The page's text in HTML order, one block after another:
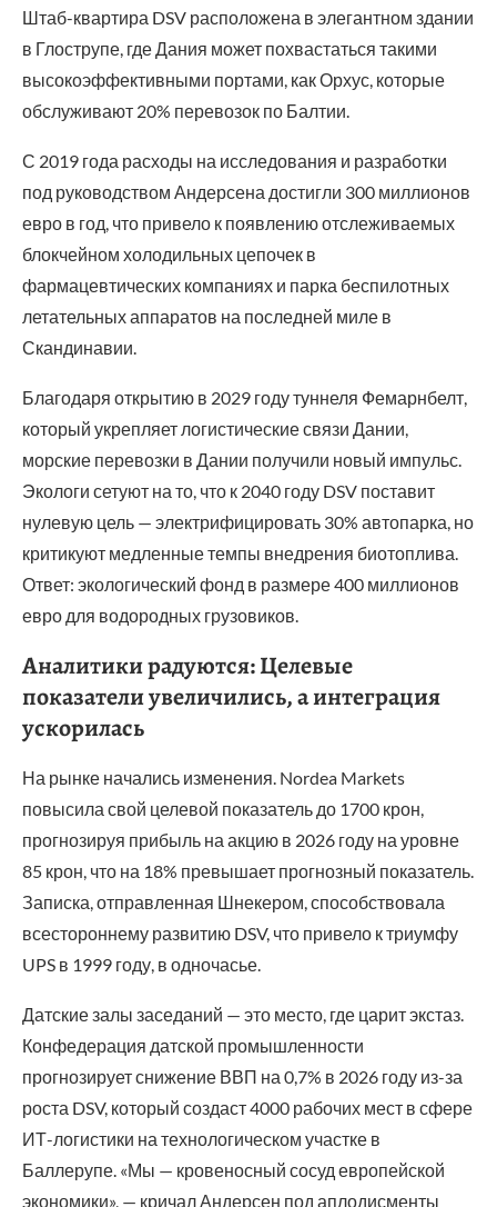
Штаб-квартира DSV расположена в элегантном здании
в Глострупе, где Дания может похвастаться такими
высокоэффективными портами, как Орхус, которые
обслуживают 20% перевозок по Балтии.
С 2019 года расходы на исследования и разработки
под руководством Андерсена достигли 300 миллионов
евро в год, что привело к появлению отслеживаемых
блокчейном холодильных цепочек в
фармацевтических компаниях и парка беспилотных
летательных аппаратов на последней миле в
Скандинавии.
Благодаря открытию в 2029 году туннеля Фемарнбелт,
который укрепляет логистические связи Дании,
морские перевозки в Дании получили новый импульс.
Экологи сетуют на то, что к 2040 году DSV поставит
нулевую цель — электрифицировать 30% автопарка, но
критикуют медленные темпы внедрения биотоплива.
Ответ: экологический фонд в размере 400 миллионов
евро для водородных грузовиков.
Аналитики радуются: Целевые
показатели увеличились, а интеграция
ускорилась
На рынке начались изменения. Nordea Markets
повысила свой целевой показатель до 1700 крон,
прогнозируя прибыль на акцию в 2026 году на уровне
85 крон, что на 18% превышает прогнозный показатель.
Записка, отправленная Шнекером, способствовала
всестороннему развитию DSV, что привело к триумфу
UPS в 1999 году, в одночасье.
Датские залы заседаний — это место, где царит экстаз.
Конфедерация датской промышленности
прогнозирует снижение ВВП на 0,7% в 2026 году из-за
роста DSV, который создаст 4000 рабочих мест в сфере
ИТ-логистики на технологическом участке в
Баллерупе. «Мы — кровеносный сосуд европейской
экономики», — кричал Андерсен под аплодисменты